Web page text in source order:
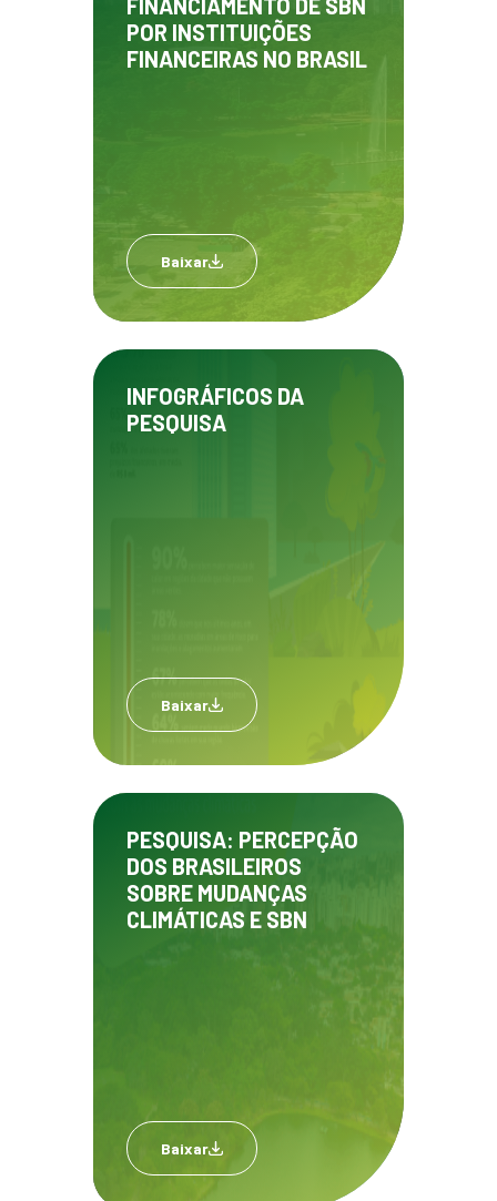
FINANCIAMENTO DE SBN
POR INSTITUIÇÕES
FINANCEIRAS NO BRASIL
Baixar
INFOGRÁFICOS DA
PESQUISA
Baixar
PESQUISA: PERCEPÇÃO
DOS BRASILEIROS
SOBRE MUDANÇAS
CLIMÁTICAS E SBN
Baixar